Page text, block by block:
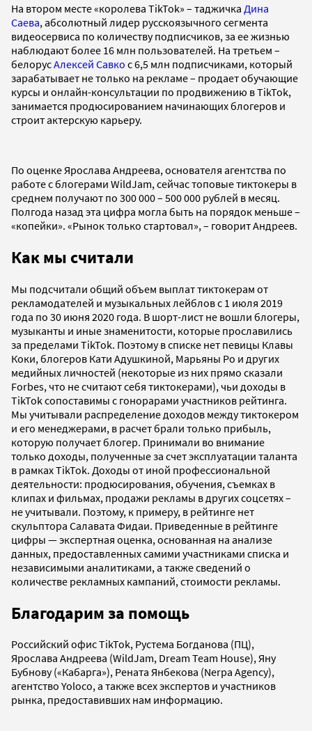
На втором месте «королева TikTok» – таджичка Дина
Саева, абсолютный лидер русскоязычного сегмента
видеосервиса по количеству подписчиков, за ее жизнью
наблюдают более 16 млн пользователей. На третьем –
белорусАлексей Савко с 6,5 млн подписчиками, который
зарабатывает не только на рекламе – продает обучающие
курсы и онлайн-консультации по продвижению в TikTok,
занимается продюсированием начинающих блогеров и
строит актерскую карьеру.
По оценке Ярослава Андреева, основателя агентства по
работе с блогерами WildJam, сейчас топовые тиктокеры в
среднем получают по 300 000 – 500 000 рублей в месяц.
Полгода назад эта цифра могла быть на порядок меньше –
«копейки». «Рынок только стартовал», – говорит Андреев.
Как мы считали
Мы подсчитали общий объем выплат тиктокерам от
рекламодателей и музыкальных лейблов с 1 июля 2019
года по 30 июня 2020 года. В шорт-лист не вошли блогеры,
музыканты и иные знаменитости, которые прославились
за пределами TikTok. Поэтому в списке нет певицы Клавы
Коки, блогеров Кати Адушкиной, Марьяны Ро и других
медийных личностей (некоторые из них прямо сказали
Forbes, что не считают себя тиктокерами), чьи доходы в
TikTok сопоставимы с гонорарами участников рейтинга.
Мы учитывали распределение доходов между тиктокером
и его менеджерами, в расчет брали только прибыль,
которую получает блогер. Принимали во внимание
только доходы, полученные за счет эксплуатации таланта
в рамках TikTok. Доходы от иной профессиональной
деятельности: продюсирования, обучения, съемках в
клипах и фильмах, продажи рекламы в других соцсетях –
не учитывали. Поэтому, к примеру, в рейтинге нет
скульптора Салавата Фидаи. Приведенные в рейтинге
цифры — экспертная оценка, основанная на анализе
данных, предоставленных самими участниками списка и
независимыми аналитиками, а также сведений о
количестве рекламных кампаний, стоимости рекламы.
Благодарим за помощь
Российский офис TikTok, Рустема Богданова (ПЦ),
Ярослава Андреева (WildJam, Dream Team House), Яну
Бубнову («Кабарга»), Рената Янбекова (Nerpa Agency),
агентство Yoloco, а также всех экспертов и участников
рынка, предоставивших нам информацию.